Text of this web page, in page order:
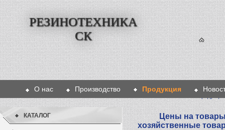
РЕЗИНОТЕХНИКА
СК
О нас Производство Продукция
КАТАЛОГ
Цены на
хозяйственные